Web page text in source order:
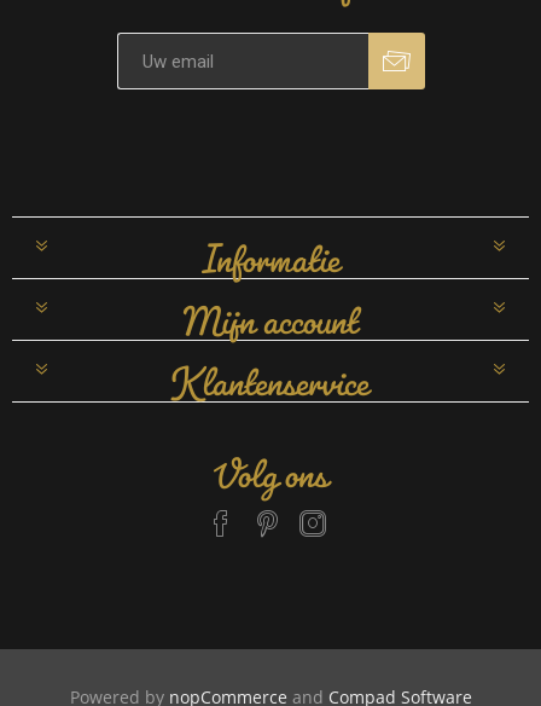
Informatie
Mijn account
Klantenservice
Volg ons
Powered by nopCommerce and Compad Software